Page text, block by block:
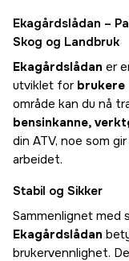
Ekagårdslådan –
Skog og Landbruk
Ekagårdslådan er
utviklet for brukere
område kan du nå
bensinkanne,
din ATV, noe som
arbeidet.
Stabil og Sikker
Sammenlignet med
Ekagårdslådan
brukervennlighet.